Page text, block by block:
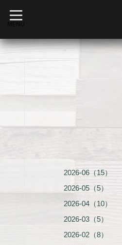
t
o
g
l
e
a
MENU
2026-06（15）
2026-05（5）
2026-04（10）
2026-03（5）
2026-02（8）